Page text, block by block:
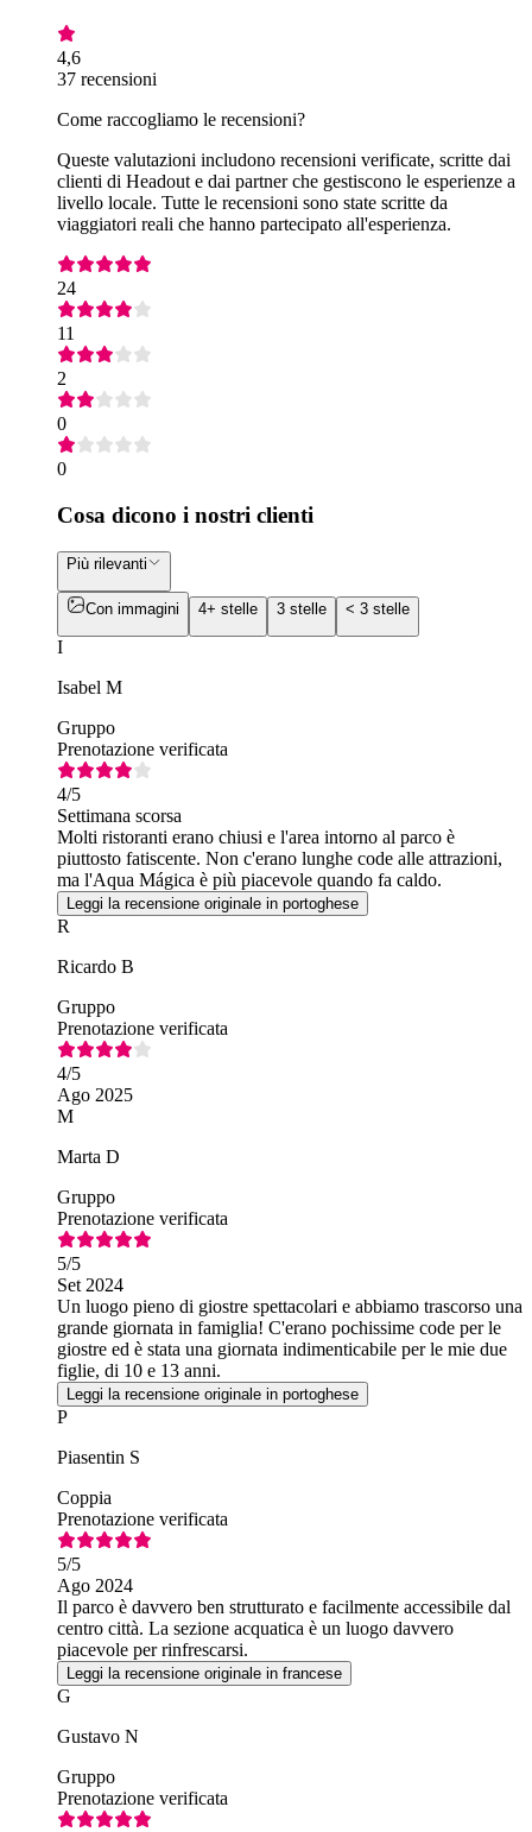
4,6
37 recensioni
Come raccogliamo le recensioni?
Queste valutazioni includono recensioni verificate, scritte dai
clienti di Headout e dai partner che gestiscono le esperienze a
livello locale. Tutte le recensioni sono state scritte da
viaggiatori reali che hanno partecipato all'esperienza.
24
11
2
0
0
Cosa dicono i nostri clienti
Più rilevanti
Con immagini 4+ stelle 3 stelle < 3 stelle
I
Isabel M
Gruppo
Prenotazione verificata
4/5
Settimana scorsa
Molti ristoranti erano chiusi e l'area intorno al parco è
piuttosto fatiscente. Non c'erano lunghe code alle attrazioni,
ma l'Aqua Mágica è più piacevole quando fa caldo.
Leggi la recensione originale in portoghese
R
Ricardo B
Gruppo
Prenotazione verificata
4/5
Ago 2025
M
Marta D
Gruppo
Prenotazione verificata
5/5
Set 2024
Un luogo pieno di giostre spettacolari e abbiamo trascorso una
grande giornata in famiglia! C'erano pochissime code per le
giostre ed è stata una giornata indimenticabile per le mie due
figlie, di 10 e 13 anni.
Leggi la recensione originale in portoghese
P
Piasentin S
Coppia
Prenotazione verificata
5/5
Ago 2024
Il parco è davvero ben strutturato e facilmente accessibile dal
centro città. La sezione acquatica è un luogo davvero
piacevole per rinfrescarsi.
Leggi la recensione originale in francese
G
Gustavo N
Gruppo
Prenotazione verificata